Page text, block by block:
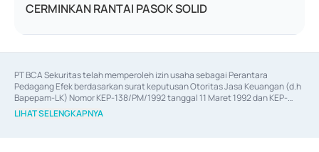
CERMINKAN RANTAI PASOK SOLID
PT BCA Sekuritas telah memperoleh izin usaha sebagai Perantara
Pedagang Efek berdasarkan surat keputusan Otoritas Jasa Keuangan (d.h
Bapepam-LK) Nomor KEP-138/PM/1992 tanggal 11 Maret 1992 dan KEP-
06/D.04/2014 tanggal 28 Februari 2014, izin usaha sebagai Penjamin Emisi
Efek berdasarkan surat keputusan Otoritas Jasa Keuangan Nomor KEP-
LIHAT SELENGKAPNYA